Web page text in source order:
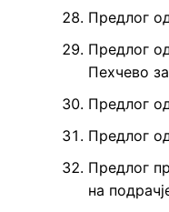
Предлог
Предлог
Пехчево
Предлог
Предлог
Предлог
на